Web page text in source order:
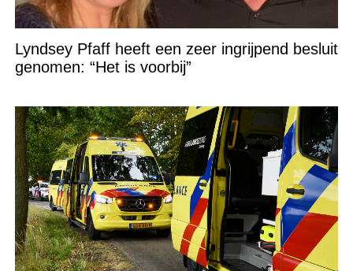
Lyndsey Pfaff heeft een zeer ingrijpend besluit
genomen: “Het is voorbij”